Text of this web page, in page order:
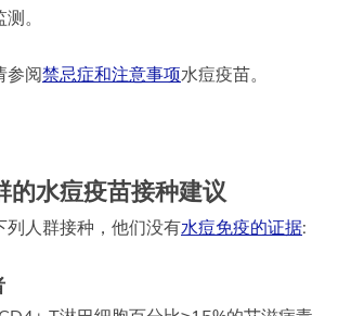
。
参阅禁忌症和注意事项水痘疫苗。
的水痘疫苗接种建议
列人群接种，他们没有水痘免疫的证据: